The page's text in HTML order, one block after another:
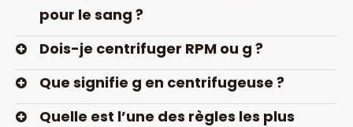
pour le sang ?
Dois-je centrifuger RPM ou g ?
Que signifie g en centrifugeuse ?
Quelle est l’une des règles les plus